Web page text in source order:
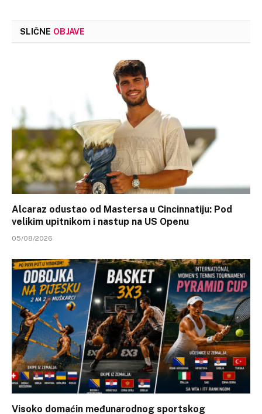
SLIČNE OBJAVE
Alcaraz odustao od Mastersa u Cincinnatiju: Pod
velikim upitnikom i nastup na US Openu
05/08/2026
Visoko domaćin međunarodnog sportskog